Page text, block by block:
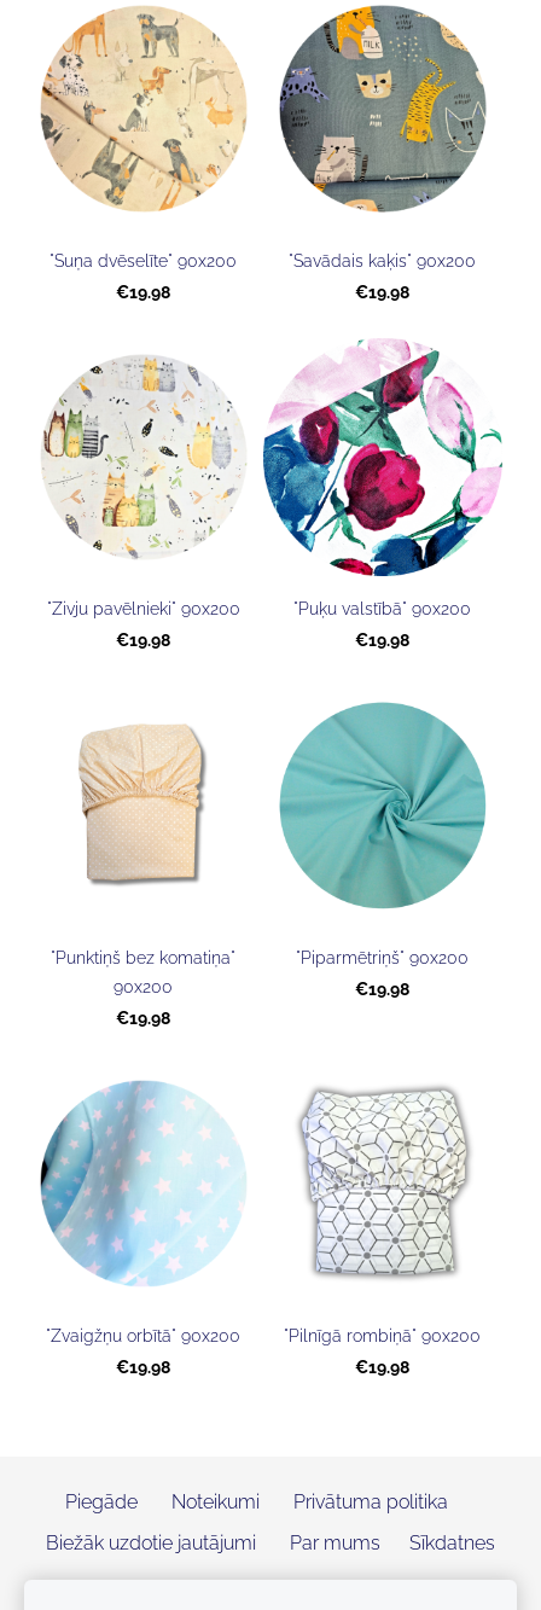
"Suņa dvēselīte" 90x200
€19.98
"Savādais kaķis" 90x200
€19.98
"Zivju pavēlnieki" 90x200
€19.98
"Puķu valstībā" 90x200
€19.98
"Punktiņš bez komatiņa"
90x200
€19.98
"Piparmētriņš" 90x200
€19.98
"Zvaigžņu orbītā" 90x200
€19.98
"Pilnīgā rombiņā" 90x200
€19.98
Piegāde Noteikumi
Privātuma politika
Biežāk uzdotie jautājumi
Par mums Sīkdatnes